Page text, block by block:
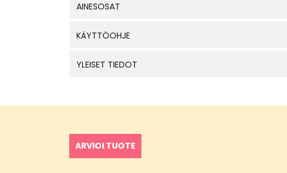
AINESOSAT
KÄYTTÖOHJE
YLEISET TIEDOT
ARVIOI TUOTE